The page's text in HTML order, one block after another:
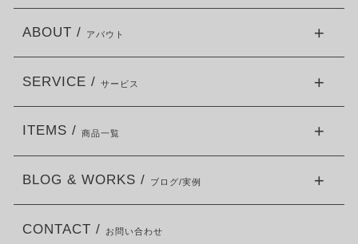
ABOUT / アバウト
SERVICE / サービス
ITEMS / 商品一覧
BLOG & WORKS / ブログ/実例
CONTACT / お問い合わせ